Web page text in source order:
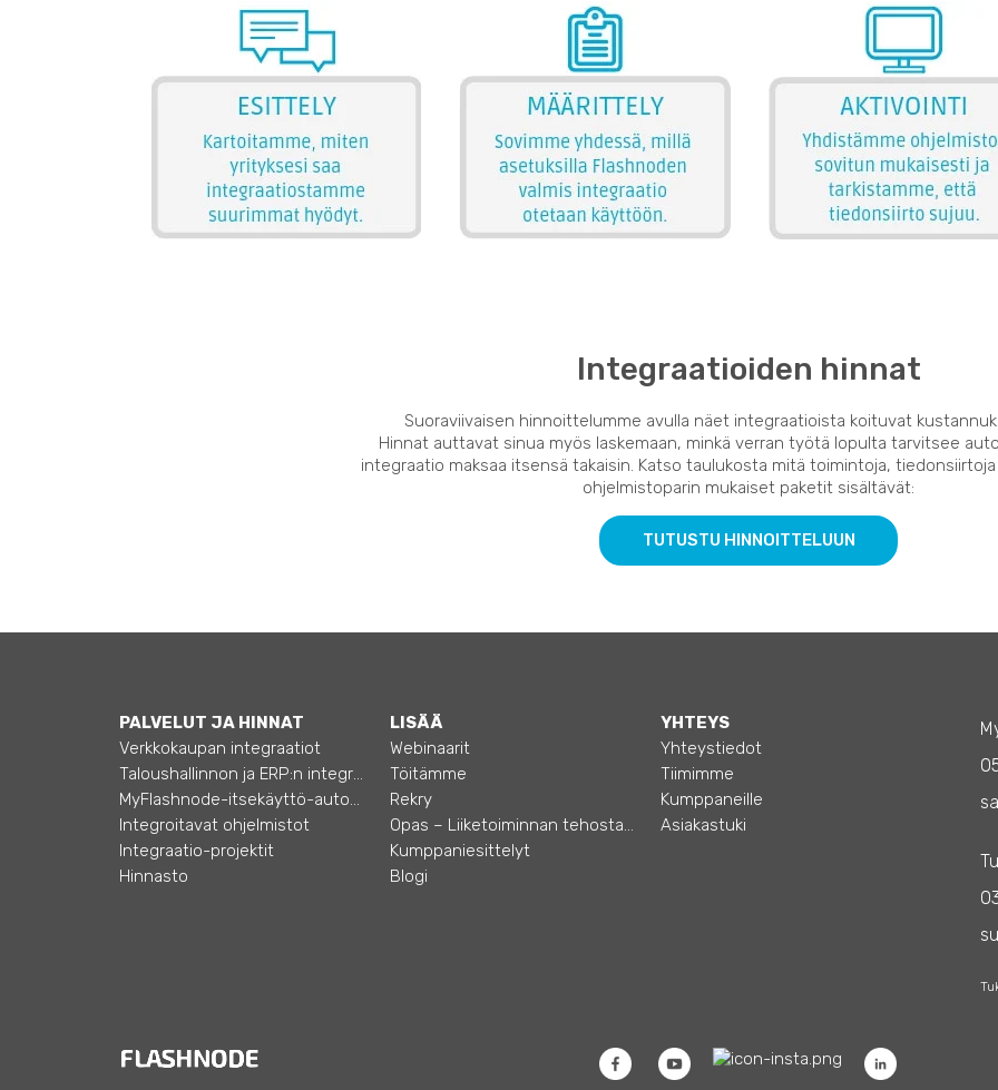
Integraatioiden hinnat
Suoraviivaisen hinnoittelumme avulla näet integraatioista koituvat
Hinnat auttavat sinua myös laskemaan, minkä verran työtä lopulta tarvitsee
integraatio maksaa itsensä takaisin. Katso taulukosta mitä toimintoja,
ohjelmistoparin mukaiset paketit sisältävät:
TUTUSTU HINNOITTELUUN
PALVELUT JA HINNAT
Verkkokaupan integraatiot
Taloushallinnon ja ERP:n integraatiot
MyFlashnode-itsekäyttö-automaatio
Integroitavat ohjelmistot
Integraatio-projektit
Hinnasto
LISÄÄ
Webinaarit
Töitämme
Rekry
Opas – Liiketoiminnan tehostamiseen
Kumppaniesittelyt
Blogi
YHTEYS
Yhteystiedot
Tiimimme
Kumppaneille
Asiakastuki